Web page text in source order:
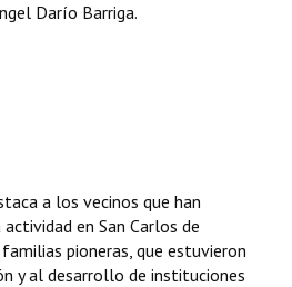
Darío Barriga.
a los vecinos que han
en San Carlos de
pioneras, que estuvieron
y al desarrollo de instituciones